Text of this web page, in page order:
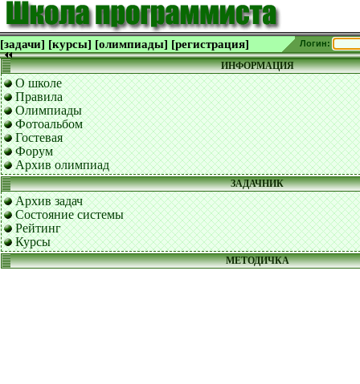
[задачи] [курсы] [олимпиады] [регистрация] Логин:
ИНФОРМАЦИЯ
О школе
Правила
Олимпиады
Фотоальбом
Гостевая
Форум
Архив олимпиад
ЗАДАЧНИК
Архив задач
Состояние системы
Рейтинг
Курсы
МЕТОДИЧКА